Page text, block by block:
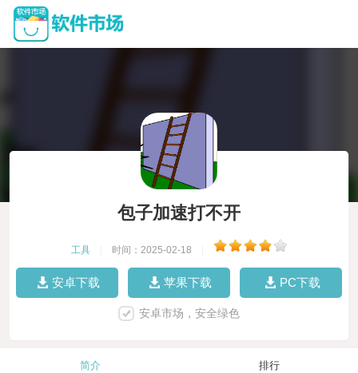
包子加速打不开
工具 时间：2025-02-18
安卓下载 苹果下载 PC下载
安卓市场，安全绿色
简介 排行